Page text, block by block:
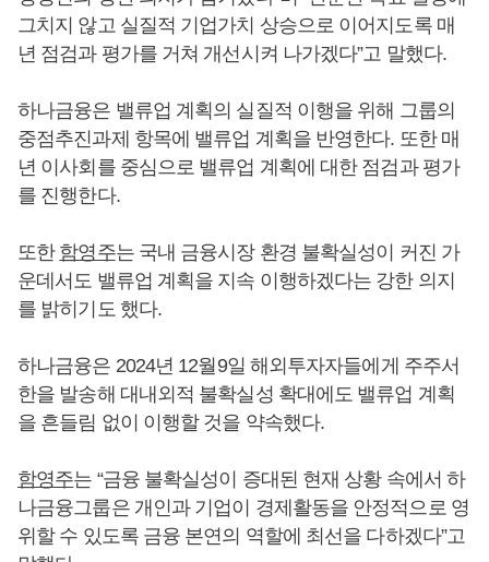
그치지 않고 실질적 기업가치 상승으로 이어지도록 매
년 점검과 평가를 거쳐 개선시켜 나가겠다”고 말했다.
하나금융은 밸류업 계획의 실질적 이행을 위해 그룹의
중점추진과제 항목에 밸류업 계획을 반영한다. 또한 매
년 이사회를 중심으로 밸류업 계획에 대한 점검과 평가
를 진행한다.
또한 함영주는 국내 금융시장 환경 불확실성이 커진 가
운데서도 밸류업 계획을 지속 이행하겠다는 강한 의지
를 밝히기도 했다.
하나금융은 2024년 12월9일 해외투자자들에게 주주서
한을 발송해 대내외적 불확실성 확대에도 밸류업 계획
을 흔들림 없이 이행할 것을 약속했다.
함영주는 “금융 불확실성이 증대된 현재 상황 속에서 하
나금융그룹은 개인과 기업이 경제활동을 안정적으로 영
위할 수 있도록 금융 본연의 역할에 최선을 다하겠다”고